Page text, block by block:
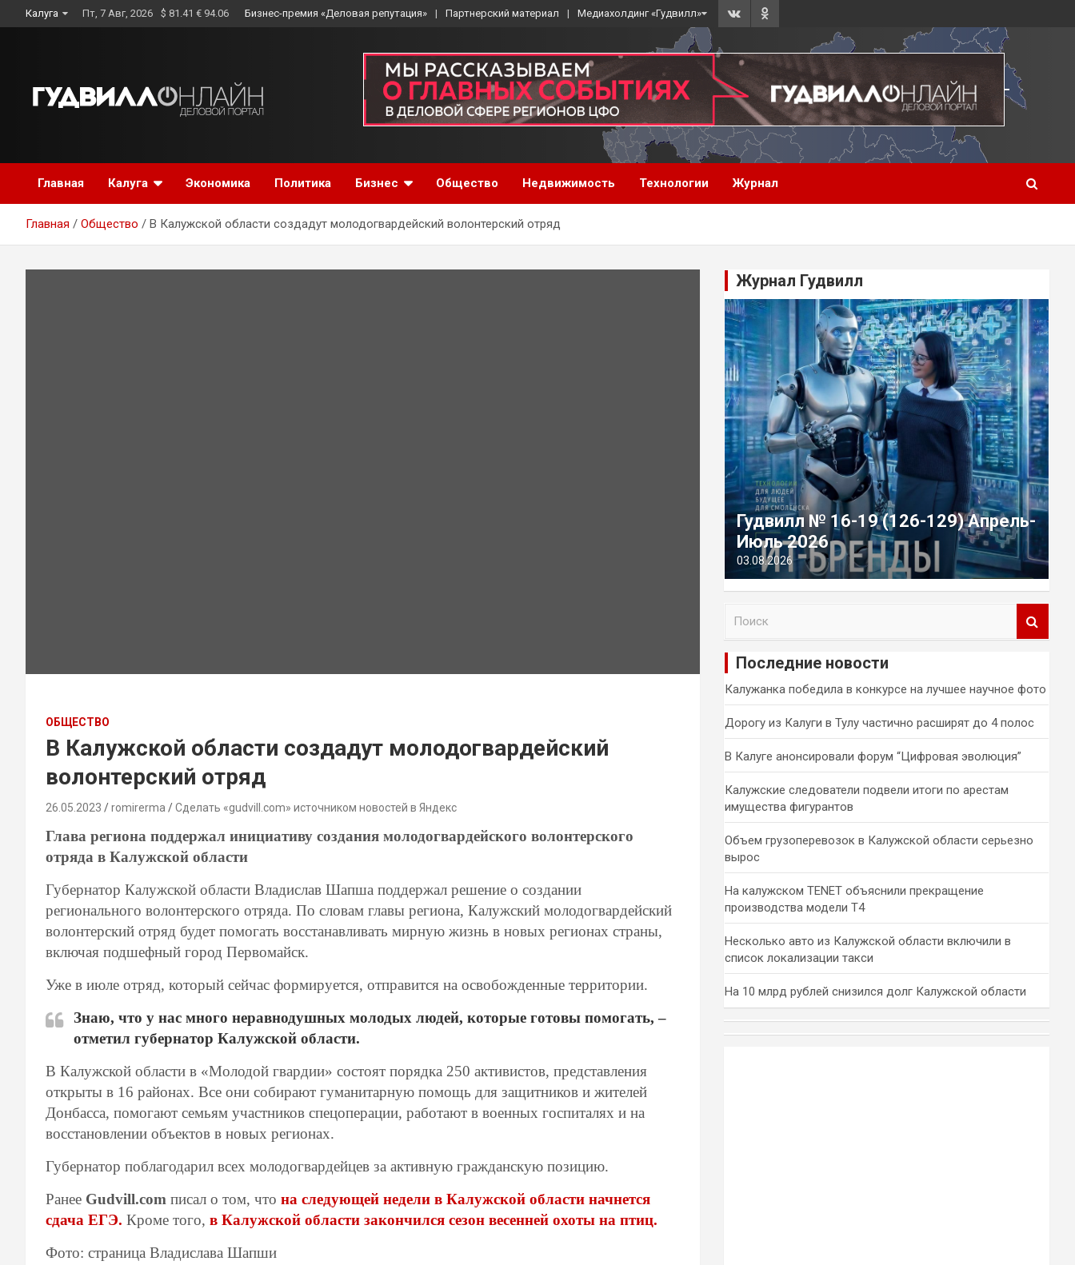
to
Калуга Пт, 7 Авг, 2026 $ 81.41 € 94.06 Бизнес-премия «Деловая репутация» Партнерский материал Медиахолдинг «Гудвилл»
Главная Калуга Экономика Политика Бизнес Общество Недвижимость Технологии Журнал
Главная Общество В Калужской области создадут молодогвардейский волонтерский отряд
ОБЩЕСТВО
В Калужской области создадут молодогвардейский
волонтерский отряд
26.05.2023 romirerma Сделать «gudvill.com» источником новостей в Яндекс
Глава региона поддержал инициативу создания молодогвардейского волонтерского
отряда в Калужской области
Губернатор Калужской области Владислав Шапша поддержал решение о создании
регионального волонтерского отряда. По словам главы региона, Калужский молодогвардейский
волонтерский отряд будет помогать восстанавливать мирную жизнь в новых регионах страны,
включая подшефный город Первомайск.
Уже в июле отряд, который сейчас формируется, отправится на освобожденные территории.
Знаю, что у нас много неравнодушных молодых людей, которые готовы помогать, –
отметил губернатор Калужской области.
В Калужской области в «Молодой гвардии» состоят порядка 250 активистов, представления
открыты в 16 районах. Все они собирают гуманитарную помощь для защитников и жителей
Донбасса, помогают семьям участников спецоперации, работают в военных госпиталях и на
восстановлении объектов в новых регионах.
Губернатор поблагодарил всех молодогвардейцев за активную гражданскую позицию.
Ранее Gudvill.com писал о том, что на следующей недели в Калужской области начнется
сдача ЕГЭ. Кроме того, в Калужской области закончился сезон весенней охоты на птиц.
Фото: страница Владислава Шапши
Журнал Гудвилл
Гудвилл № 16-19 (126-129) Апрель-
Июль 2026
03.08.2026
и
Последние новости
Калужанка победила в конкурсе на лучшее научное фото
Дорогу из Калуги в Тулу частично расширят до 4 полос
В Калуге анонсировали форум “Цифровая эволюция”
Калужские следователи подвели итоги по арестам
имущества фигурантов
Объем грузоперевозок в Калужской области серьезно
вырос
На калужском TENET объяснили прекращение
производства модели T4
Несколько авто из Калужской области включили в
список локализации такси
На 10 млрд рублей снизился долг Калужской области